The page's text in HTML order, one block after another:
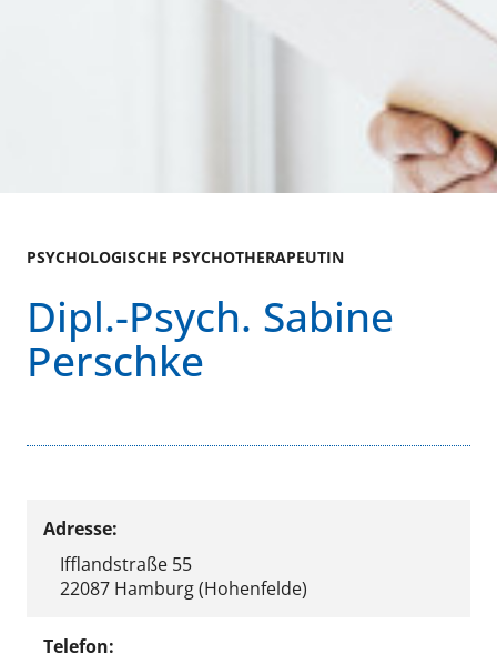
PSYCHOLOGISCHE PSYCHOTHERAPEUTIN
Dipl.-Psych. Sabine
Perschke
Adresse:
Ifflandstraße 55
22087 Hamburg (Hohenfelde)
Telefon: